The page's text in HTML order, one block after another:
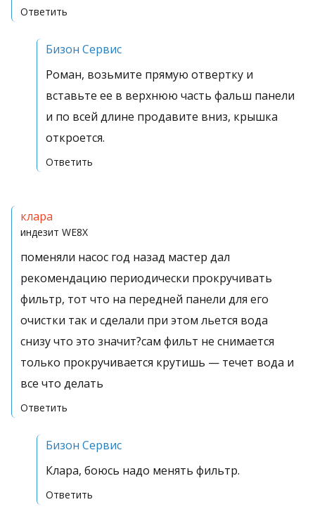
Ответить
Бизон Сервис
Роман, возьмите прямую отвертку и
вставьте ее в верхнюю часть фальш панели
и по всей длине продавите вниз, крышка
откроется.
Ответить
клара
индезит WE8X
поменяли насос год назад мастер дал
рекомендацию периодически прокручивать
фильтр, тот что на передней панели для его
очистки так и сделали при этом льется вода
снизу что это значит?сам фильт не снимается
только прокручивается крутишь — течет вода и
все что делать
Ответить
Бизон Сервис
Клара, боюсь надо менять фильтр.
Ответить